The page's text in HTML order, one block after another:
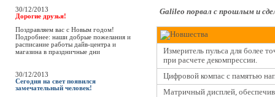
30/12/2013
Дорогие друзья!
Поздравляем вас с Новым годом!
Подробнее: наши добрые пожелания и
расписание работы дайв-центра и
магазина в праздничные дни
30/12/2013
Сегодня на свет появился
замечательный человек!
Galileo порвал с прошлым и
Новшества
Измеритель пульса для более
при расчете декомпрессии.
Цифровой компас с памятью
Матричный дисплей,